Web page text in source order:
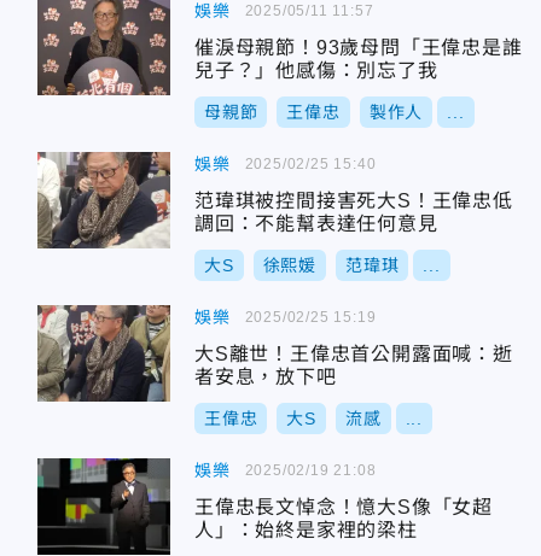
娛樂
催淚母親節！93歲母問「王偉忠是誰
兒子？」他感傷：別忘了我
母親節 王偉忠 製作人
2025/05/11 11:57
娛樂
范瑋琪被控間接害死大S！王偉忠低
調回：不能幫表達任何意見
大S 徐熙媛 范瑋琪
2025/02/25 15:40
娛樂
大S離世！王偉忠首公開露面喊：逝
者安息，放下吧
王偉忠 大S 流感
2025/02/25 15:19
娛樂
王偉忠長文悼念！憶大S像「女超
人」：始終是家裡的梁柱
2025/02/19 21:08